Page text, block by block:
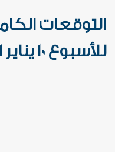
التوقعات
للأسبوع 10 يناير 2021 إلى 16 يناير 2022